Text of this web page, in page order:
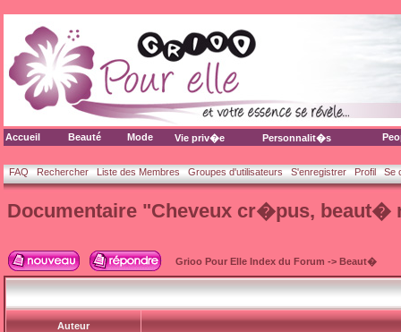
Accueil Beauté Mode Vie priv�e Personnalit�s
FAQ Rechercher Liste des Membres Groupes d'utilisateurs S'enregistrer Profil Se
Documentaire "Cheveux cr�pus, beaut�
Grioo Pour Elle Index du Forum -> Beaut�
Auteur